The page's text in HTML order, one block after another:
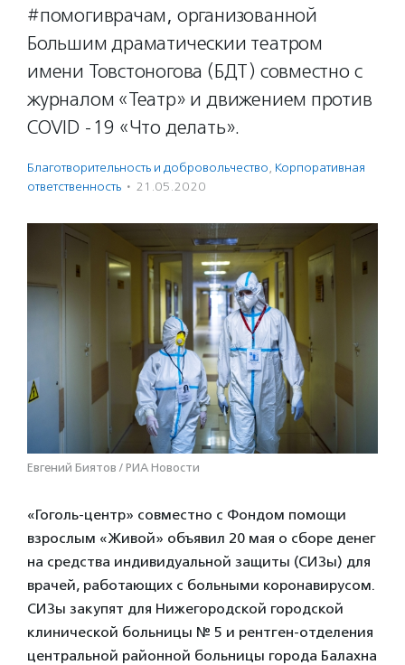
#помогиврачам, организованной
Большим драматическии театром
имени Товстоногова (БДТ) совместно с
журналом «Театр» и движением против
COVID -19 «Что делать».
Благотвори­тель­ность и доброволь­чест­во, Корпоративная
ответственность · 21.05.2020
Евгений Биятов / РИА Новости
«Гоголь-центр» совместно с Фондом помощи
взрослым «Живой» объявил 20 мая о сборе денег
на средства индивидуальной защиты (СИЗы) для
врачей, работающих с больными коронавирусом.
СИЗы закупят для Нижегородской городской
клинической больницы № 5 и рентген-отделения
центральной районной больницы города Балахна